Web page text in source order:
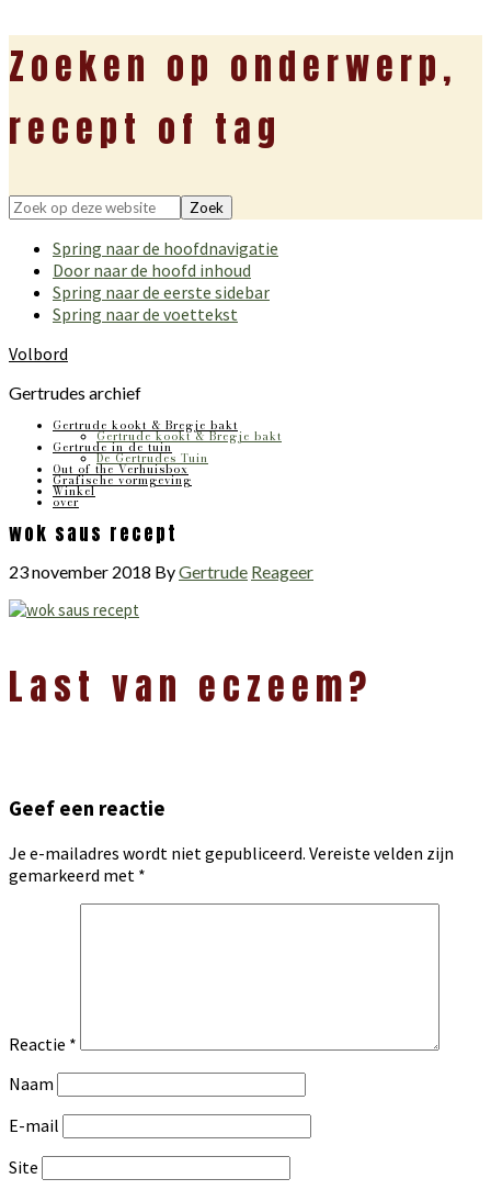
Zoeken op onderwerp,
recept of tag
Zoek
deze
website
Spring naar de hoofdnavigatie
Door naar de hoofd inhoud
Spring naar de eerste sidebar
Spring naar de voettekst
Volbord
Gertrudes archief
Gertrude kookt & Bregje bakt
Gertrude kookt & Bregje bakt
Gertrude in de tuin
De Gertrudes Tuin
Out of the Verhuisbox
Grafische vormgeving
Winkel
over
wok saus recept
23 november 2018 ByGertrude Reageer
Interacties
Last van eczeem?
Geef een reactie
Je e-mailadres wordt niet gepubliceerd. Vereiste velden zijn
gemarkeerd met *
Reactie *
Naam
E-mail
Site